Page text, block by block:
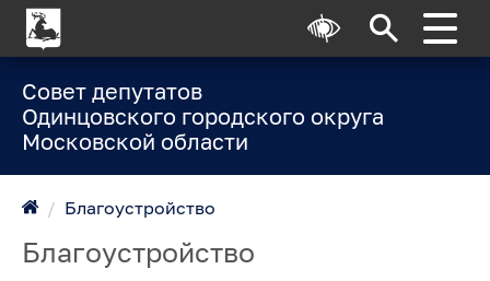
Совет депутатов
Одинцовского городского округа
Московской области
/ Благоустройство
Благоустройство